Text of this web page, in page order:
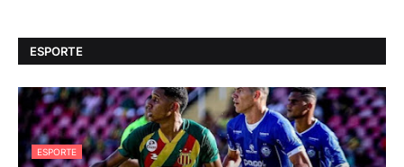
ESPORTE
ESPORTE